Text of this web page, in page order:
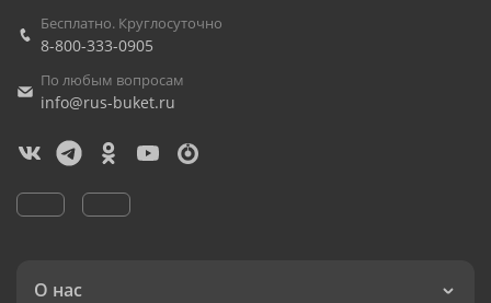
Бесплатно. Круглосуточно
8-800-333-0905
По любым вопросам
info@rus-buket.ru
О нас